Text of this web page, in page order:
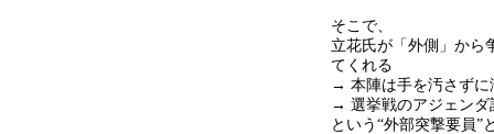
そこで、
立花氏が「外側」から
てくれる
→ 本陣は手を汚さずに
→ 選挙戦のアジェン
という “外部突撃要員”